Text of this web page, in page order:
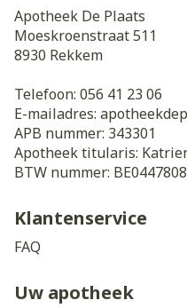
Apotheek De Plaats
Moeskroenstraat 511
8930 Rekkem
Telefoon: 056 41 23 06
E-mailadres:
APB nummer: 343301
Apotheek titularis:
BTW nummer:
Klantenservice
FAQ
Uw apotheek